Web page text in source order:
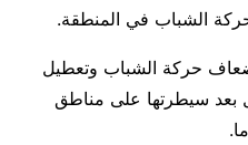
الشباب في المنطقة.
حركة الشباب وتعطيل
بعد سيطرتها على مناطق